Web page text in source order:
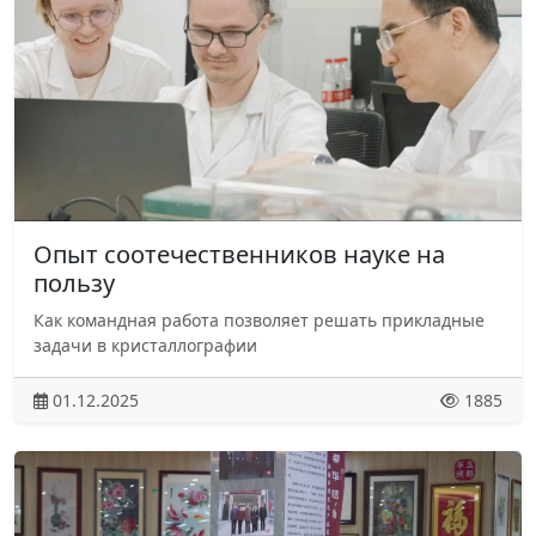
Опыт соотечественников науке на
пользу
Как командная работа позволяет решать прикладные
задачи в кристаллографии
01.12.2025 1885